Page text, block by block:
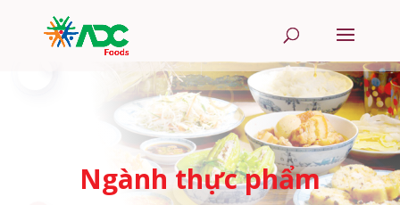
Ngành thực phẩm